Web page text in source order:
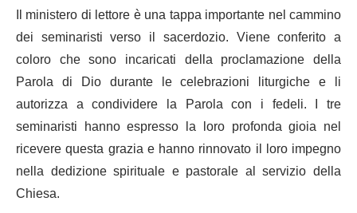
Il ministero di lettore è una tappa importante nel cammino
dei seminaristi verso il sacerdozio. Viene conferito a
coloro che sono incaricati della proclamazione della
Parola di Dio durante le celebrazioni liturgiche e li
autorizza a condividere la Parola con i fedeli. I tre
seminaristi hanno espresso la loro profonda gioia nel
ricevere questa grazia e hanno rinnovato il loro impegno
nella dedizione spirituale e pastorale al servizio della
Chiesa.